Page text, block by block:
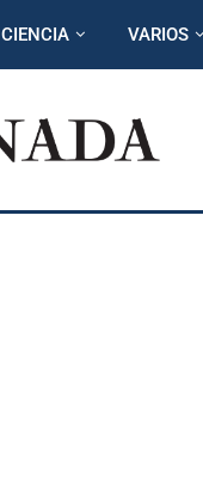
CIENCIA VARIOS